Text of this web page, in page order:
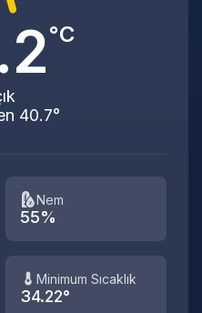
°C
40.7°
Nem
55%
Minimum Sıcaklık
34.22°